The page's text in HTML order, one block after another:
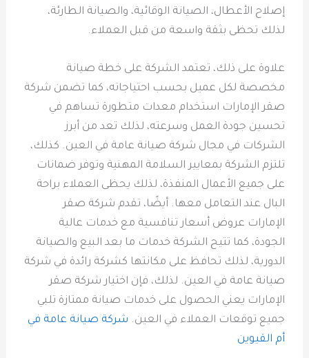
إصلاح الأعطال، الصيانة الوقائية، والصيانة الطارئة،
لذلك تحظى بثقة واسعة من قبل العملاء.
علاوة على ذلك، تعتمد الشركة على خطة صيانة
مخصصة لكل عميل بحسب احتياجاته، كما تضمن شركة
صقر الإمارات استخدام معدات متطورة تساهم في
تحسين جودة العمل وسرعته، لذلك تعد من أبرز
الشركات في مجال شركة صيانة عامة في العين. كذلك،
تلتزم الشركة بمعايير السلامة المهنية وتوفر ضمانات
على جميع الأعمال المنفذة، لذلك يحظى العملاء براحة
البال عند التعامل معها. أيضًا، تقدم شركة صقر
الإمارات عروض أسعار تنافسية مع خدمات عالية
الجودة، كما تتيح الشركة خدمات ما بعد البيع والصيانة
الدورية، لذلك تحافظ على مكانتها كشركة رائدة في شركة
صيانة عامة في العين. لذلك، فإن اختيار شركة صقر
الإمارات يعني الحصول على خدمات صيانة ممتازة تلبي
جميع توقعات العملاء في العين. شركة صيانة عامة في
أم القيوين